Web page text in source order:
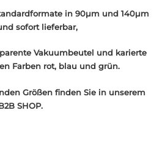
in 90µm und 140µm
sofort lieferbar,
Vakuumbeutel und karierte
Farben rot, blau und grün.
Größen finden Sie in unserem
SHOP.